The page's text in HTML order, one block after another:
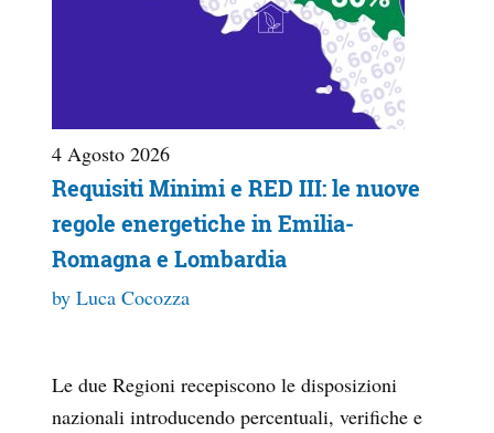
4 Agosto 2026
Requisiti Minimi e RED III: le nuove
regole energetiche in Emilia-
Romagna e Lombardia
by Luca Cocozza
Le due Regioni recepiscono le disposizioni
nazionali introducendo percentuali, verifiche e